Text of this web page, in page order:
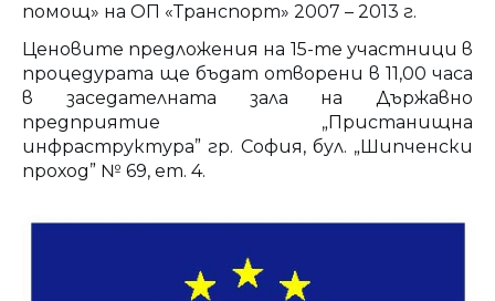
помощ» на ОП «Транспорт» 2007 – 2013 г.
Ценовите предложения на 15-те участници в
процедурата ще бъдат отворени в 11,00 часа
в заседателната зала на Държавно
предприятие „Пристанищна
инфраструктура” гр. София, бул. „Шипченски
проход” № 69, ет. 4.